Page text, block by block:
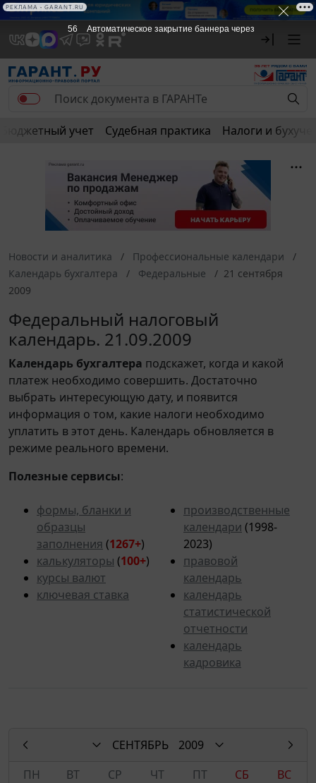
Бюджетный учет Судебная практика Налоги и
Новости и аналитика
Профессиональные календари
Календарь бухгалтера
Федеральные
21 сентября
2009
Федеральный налоговый
календарь. 21.09.2009
Календарь бухгалтера подскажет, когда и какой
платеж необходимо совершить. Достаточно
выбрать интересующую дату, и появится
информация о том, какие налоги необходимо
уплатить в этот день. Календарь обновляется в
режиме реального времени.
Полезные сервисы:
формы, бланки и
образцы
заполнения (1267+)
калькуляторы (100+)
курсы валют
ключевая ставка
производственные
календари (1998-
2023)
правовой
календарь
календарь
статистической
отчетности
календарь
кадровика
СЕНТЯБРЬ
2009
ПН
ВТ СР ЧТ ПТ СБ
ВС
56 Автоматическое закрытие баннера через
РЕКЛАМА • GARANT.RU